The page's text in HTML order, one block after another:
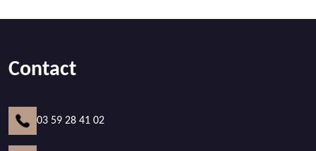
Contact
03 59 28 41 02